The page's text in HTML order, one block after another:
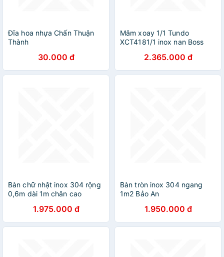
Đĩa hoa nhựa Chấn Thuận
Thành
30.000 đ
Mâm xoay 1/1 Tundo
XCT4181/1 inox nan Boss
2.365.000 đ
Bàn chữ nhật inox 304 rộng
0,6m dài 1m chân cao
1.975.000 đ
Bàn tròn inox 304 ngang
1m2 Bảo An
1.950.000 đ